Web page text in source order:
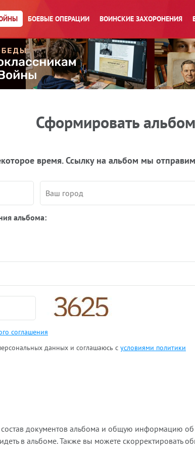
БОЕВЫЕ ОПЕРАЦИИ ВОИНСКИЕ ЗАХОРОНЕНИЯ
Сформировать
время. Ссылку на альбом мы
альбома:
соглашения
данных и соглашаюсь с условиями политики
документов альбома и общую информацию
в альбоме. Также вы можете